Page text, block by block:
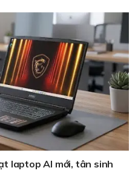
laptop AI mới, tân sinh